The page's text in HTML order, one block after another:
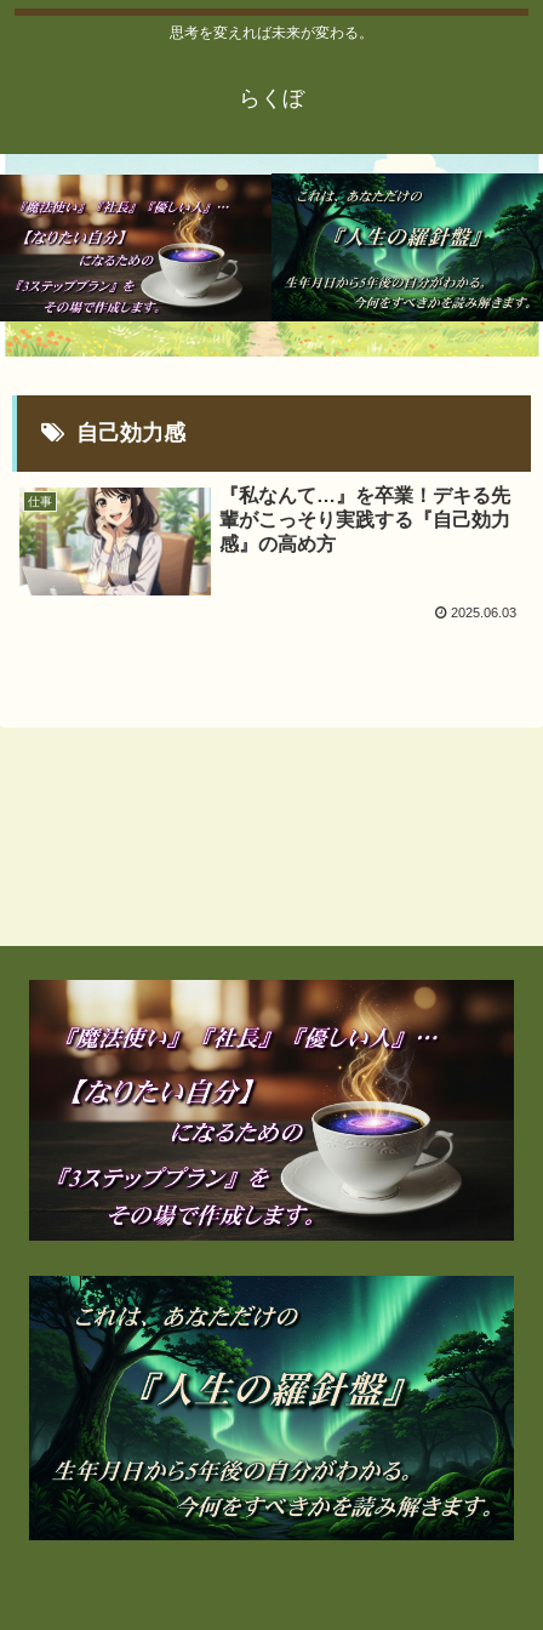
思考を変えれば未来が変わる。
らくぼ
自己効力感
仕事
『私なんて…』を卒業！デキる先
輩がこっそり実践する『自己効力
感』の高め方
2025.06.03